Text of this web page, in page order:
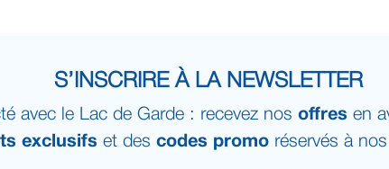
S’INSCRIRE À LA NEWSLETTER
avec le Lac de Garde : recevez nos offres en
exclusifs et des codes promoréservés à